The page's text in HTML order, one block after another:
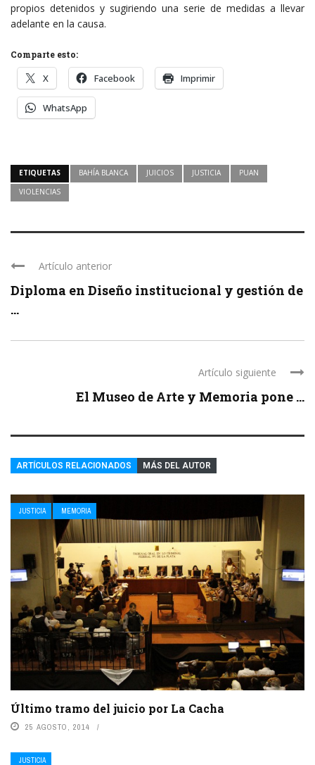
propios detenidos y sugiriendo una serie de medidas a llevar
adelante en la causa.
Comparte esto:
X Facebook Imprimir
WhatsApp
ETIQUETAS BAHÍA BLANCA JUICIOS JUSTICIA
PUAN
VIOLENCIAS
Artículo anterior
Diploma en Diseño institucional y gestión de
...
Artículo siguiente
El Museo de Arte y Memoria pone ...
ARTÍCULOS RELACIONADOS MÁS DEL AUTOR
JUSTICIA MEMORIA
Último tramo del juicio por La Cacha
25 AGOSTO, 2014
JUSTICIA